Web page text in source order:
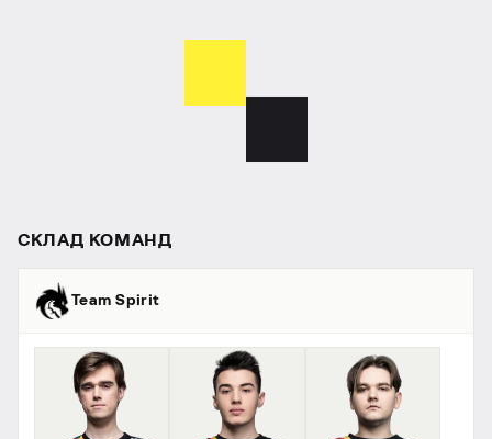
СКЛАД КОМАНД
Team Spirit